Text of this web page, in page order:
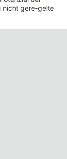
nicht gere-gelte